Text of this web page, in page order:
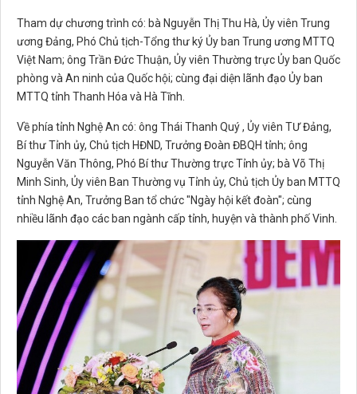
Tham dự chương trình có: bà Nguyễn Thị Thu Hà, Ủy viên Trung
ương Đảng, Phó Chủ tịch-Tổng thư ký Ủy ban Trung ương MTTQ
Việt Nam; ông Trần Đức Thuận, Ủy viên Thường trực Ủy ban Quốc
phòng và An ninh của Quốc hội; cùng đại diện lãnh đạo Ủy ban
MTTQ tỉnh Thanh Hóa và Hà Tĩnh.
Về phía tỉnh Nghệ An có: ông Thái Thanh Quý , Ủy viên TƯ Đảng,
Bí thư Tỉnh ủy, Chủ tịch HĐND, Trưởng Đoàn ĐBQH tỉnh; ông
Nguyễn Văn Thông, Phó Bí thư Thường trực Tỉnh ủy; bà Võ Thị
Minh Sinh, Ủy viên Ban Thường vụ Tỉnh ủy, Chủ tịch Ủy ban MTTQ
tỉnh Nghệ An, Trưởng Ban tổ chức "Ngày hội kết đoàn"; cùng
nhiều lãnh đạo các ban ngành cấp tỉnh, huyện và thành phố Vinh.